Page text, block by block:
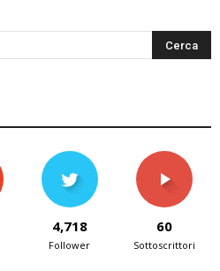
4,718
Follower
60
Sottoscrittori